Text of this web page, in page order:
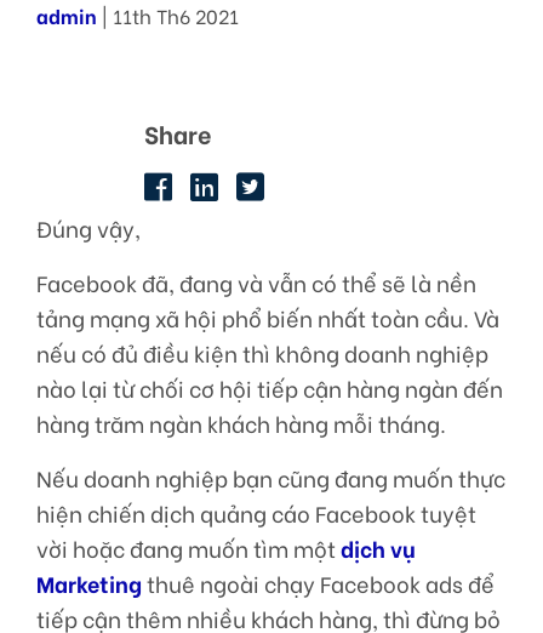
admin | 11th Th6 2021
Share
Đúng vậy,
Facebook đã, đang và vẫn có thể sẽ là nền
tảng mạng xã hội phổ biến nhất toàn cầu. Và
nếu có đủ điều kiện thì không doanh nghiệp
nào lại từ chối cơ hội tiếp cận hàng ngàn đến
hàng trăm ngàn khách hàng mỗi tháng.
Nếu doanh nghiệp bạn cũng đang muốn thực
hiện chiến dịch quảng cáo Facebook tuyệt
vời hoặc đang muốn tìm mộtdịch vụ
Marketingthuê ngoài chạy Facebook ads để
tiếp cận thêm nhiều khách hàng, thì đừng bỏ